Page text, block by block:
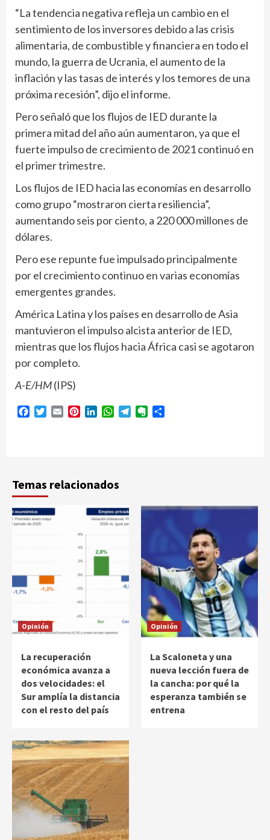
“La tendencia negativa refleja un cambio en el
sentimiento de los inversores debido a las crisis
alimentaria, de combustible y financiera en todo el
mundo, la guerra de Ucrania, el aumento de la
inflación y las tasas de interés y los temores de una
próxima recesión”, dijo el informe.
Pero señaló que los flujos de IED durante la
primera mitad del año aún aumentaron, ya que el
fuerte impulso de crecimiento de 2021 continuó en
el primer trimestre.
Los flujos de IED hacia las economías en desarrollo
como grupo “mostraron cierta resiliencia”,
aumentando seis por ciento, a 220 000 millones de
dólares.
Pero ese repunte fue impulsado principalmente
por el crecimiento continuo en varias economías
emergentes grandes.
América Latina y los países en desarrollo de Asia
mantuvieron el impulso alcista anterior de IED,
mientras que los flujos hacia África casi se agotaron
por completo.
A-E/HM(IPS)
Facebook
Twitter
Email PinterestLinkedInWhatsApp
TelegramEvernote
Temas relacionados
Opinión
La recuperación
económica avanza a
dos velocidades: el
Sur amplía la distancia
con el resto del país
Opinión
La Scaloneta y una
nueva lección fuera de
la cancha: por qué la
esperanza también se
entrena